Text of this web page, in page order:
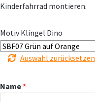
Kinderfahrrad montieren.
Motiv Klingel Dino
Auswahl zurücksetzen
Name